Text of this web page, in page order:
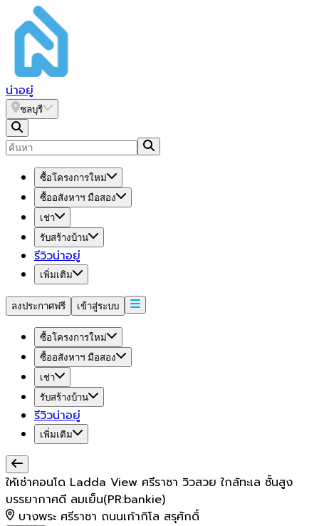
น่าอยู่
ชลบุรี
ซื้อโครงการใหม่
ซื้ออสังหาฯ มือสอง
เช่า
รับสร้างบ้าน
รีวิวน่าอยู่
เพิ่มเติม
ลงประกาศฟรี เข้าสู่ระบบ
ซื้อโครงการใหม่
ซื้ออสังหาฯ มือสอง
เช่า
รับสร้างบ้าน
รีวิวน่าอยู่
เพิ่มเติม
ให้เช่าคอนโด Ladda View ศรีราชา วิวสวย ใกล้ทะเล ชั้นสูง
บรรยากาศดี ลมเย็น(PR:bankie)
บางพระ ศรีราชา ถนนเก้ากิโล สรุศักดิ์